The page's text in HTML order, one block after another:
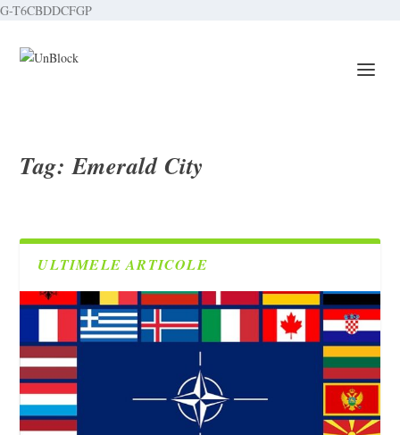
G-T6CBDDCFGP
Tag:Emerald City
ULTIMELE ARTICOLE